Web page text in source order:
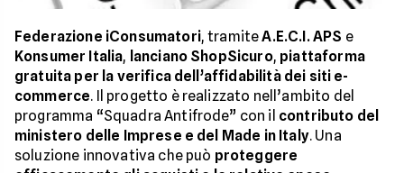
Federazione iConsumatori, tramiteA.E.C.I. APS e
Konsumer Italia, lanciano ShopSicuro, piattaforma
gratuita per la verifica dell’affidabilità dei siti e-
commerce. Il progetto è realizzato nell’ambito del
programma “Squadra Antifrode” con il contributo del
ministero delle Imprese e del Made in Italy. Una
soluzione innovativa che può proteggere